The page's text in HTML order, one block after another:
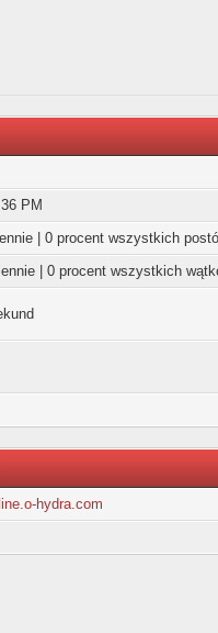
PM
| 0 procent wszystkich
| 0 procent wszystkich
hydra.com